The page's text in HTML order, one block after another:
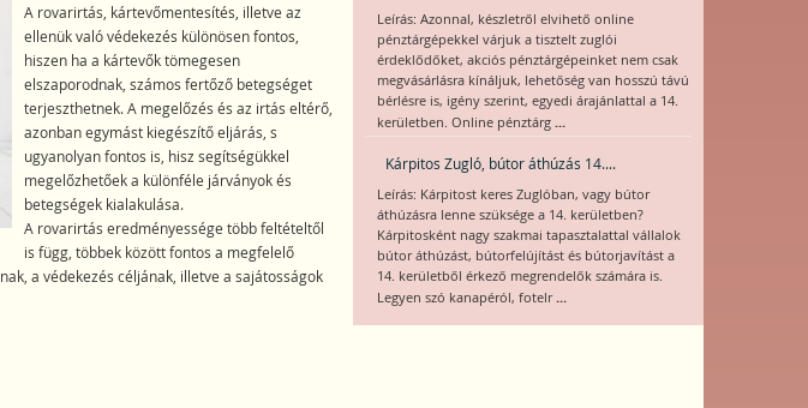
A rovarirtás, kártevőmentesítés, illetve az
ellenük való védekezés különösen fontos,
hiszen ha a kártevők tömegesen
elszaporodnak, számos fertőző betegséget
terjeszthetnek. A megelőzés és az irtás eltérő,
azonban egymást kiegészítő eljárás, s
ugyanolyan fontos is, hisz segítségükkel
megelőzhetőek a különféle járványok és
betegségek kialakulása.
A rovarirtás eredményessége több feltételtől
is függ, többek között fontos a megfelelő
a védekezés céljának, illetve a sajátosságok
Leírás: Azonnal, készletről elvihető online
pénztárgépekkel várjuk a tisztelt zuglói
érdeklődőket, akciós pénztárgépeinket nem csak
megvásárlásra kínáljuk, lehetőség van hosszú távú
bérlésre is, igény szerint, egyedi árajánlattal a 14.
kerületben. Online pénztárg ...
Kárpitos Zugló, bútor áthúzás 14....
Leírás: Kárpitost keres Zuglóban, vagy bútor
áthúzásra lenne szüksége a 14. kerületben?
Kárpitosként nagy szakmai tapasztalattal vállalok
bútor áthúzást, bútorfelújítást és bútorjavítást a
14. kerületből érkező megrendelők számára is.
Legyen szó kanapéról, fotelr...